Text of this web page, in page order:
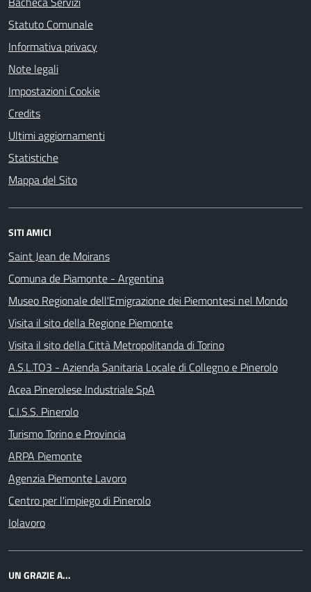
Statuto Comunale
Informativa privacy
Note legali
Impostazioni Cookie
Credits
Ultimi aggiornamenti
Statistiche
Mappa del Sito
SITI AMICI
Saint Jean de Moirans
Comuna de Piamonte - Argentina
Museo Regionale dell'Emigrazione dei Piemontesi nel Mondo
Visita il sito della Regione Piemonte
Visita il sito della Città Metropolitanda di Torino
A.S.L.TO3 - Azienda Sanitaria Locale di Collegno e Pinerolo
Acea Pinerolese Industriale SpA
C.I.S.S. Pinerolo
Turismo Torino e Provincia
ARPA Piemonte
Agenzia Piemonte Lavoro
Centro per l'impiego di Pinerolo
Iolavoro
UN GRAZIE A...